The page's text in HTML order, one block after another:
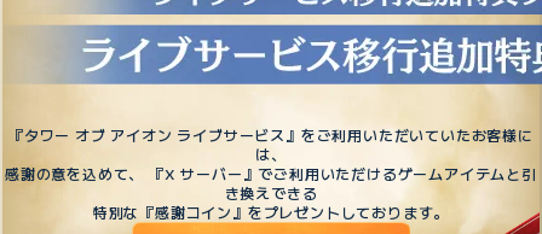
『タワー オブ アイオン ライブサービス』をご利用いただいていたお客様に
は、
感謝の意を込めて、 『X サーバー』でご利用いただけるゲームアイテムと引
き換えできる
特別な『感謝コイン』をプレゼントしております。